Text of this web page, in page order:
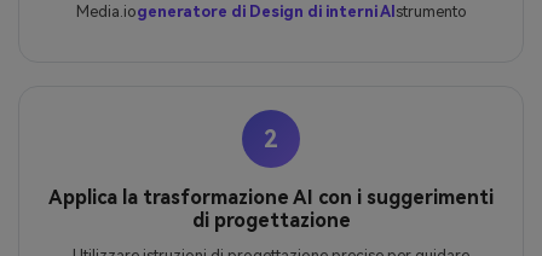
Media.iogeneratore di Design di interni AI strumento
2
Applica la trasformazione AI con i suggerimenti
di progettazione